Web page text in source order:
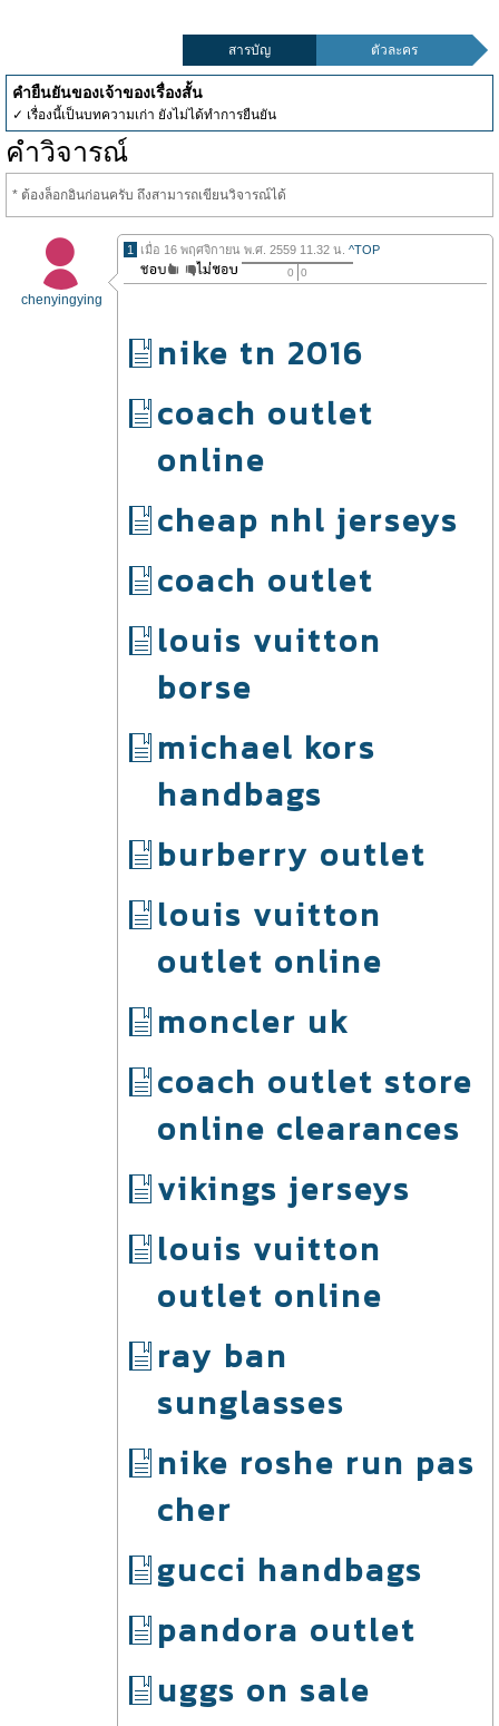
สารบัญ ตัวละคร
คำยืนยันของเจ้าของเรื่องสั้น
✓ เรื่องนี้เป็นบทความเก่า ยังไม่ได้ทำการยืนยัน
คำวิจารณ์
* ต้องล็อกอินก่อนครับ ถึงสามารถเขียนวิจารณ์ได้
chenyingying
1 เมื่อ 16 พฤศจิกายน พ.ศ. 2559 11.32 น. ^TOP
0 0
nike tn 2016
coach outlet
online
cheap nhl jerseys
coach outlet
louis vuitton
borse
michael kors
handbags
burberry outlet
louis vuitton
outlet online
moncler uk
coach outlet store
online clearances
vikings jerseys
louis vuitton
outlet online
ray ban
sunglasses
nike roshe run pas
cher
gucci handbags
pandora outlet
uggs on sale